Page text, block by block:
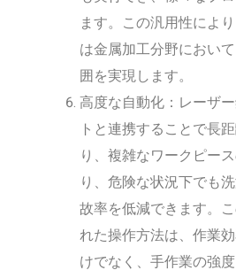
ます。この汎用性によ
は金属加工分野におい
囲を実現します。
高度な自動化：レーザ
トと連携することで長
り、複雑なワークピー
り、危険な状況下でも
故率を低減できます。
れた操作方法は、作業
けでなく、手作業の強度